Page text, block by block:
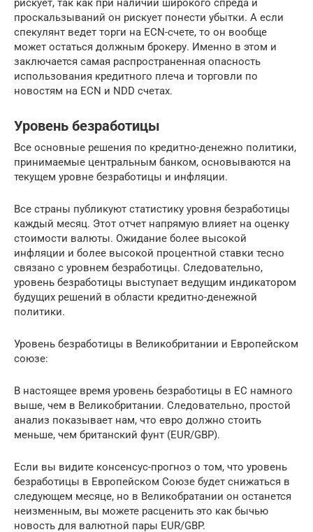
рискует, так как при наличии широкого спреда и
проскальзываний он рискует понести убытки. А если
спекулянт ведет торги на ECN-счете, то он вообще
может остаться должным брокеру. Именно в этом и
заключается самая распространенная опасность
использования кредитного плеча и торговли по
новостям на ECN и NDD счетах.
Уровень безработицы
Все основные решения по кредитно-денежно политики,
принимаемые центральным банком, основываются на
текущем уровне безработицы и инфляции.
Все страны публикуют статистику уровня безработицы
каждый месяц. Этот отчет напрямую влияет на оценку
стоимости валюты. Ожидание более высокой
инфляции и более высокой процентной ставки тесно
связано с уровнем безработицы. Следовательно,
уровень безработицы выступает ведущим индикатором
будущих решений в области кредитно-денежной
политики.
Уровень безработицы в Великобритании и Европейском
союзе:
В настоящее время уровень безработицы в ЕС намного
выше, чем в Великобритании. Следовательно, простой
анализ показывает нам, что евро должно стоить
меньше, чем британский фунт (EUR/GBP).
Если вы видите консенсус-прогноз о том, что уровень
безработицы в Европейском Союзе будет снижаться в
следующем месяце, но в Великобратании он останется
неизменным, вы можете расценить это как бычью
новость для валютной пары EUR/GBP.